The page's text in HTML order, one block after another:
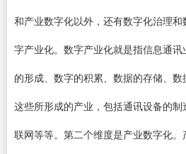
和产业数字化以外，还有数字化治理
字产业化。数字产业化就是指信息通
的形成、数字的积累、数据的存储、
这些所形成的产业，包括通讯设备的
联网等等。第二个维度是产业数字化